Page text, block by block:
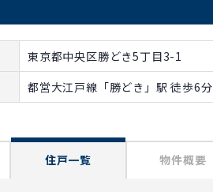
東京都中央区勝どき5丁目3-1
都営大江戸線「勝どき」駅 徒歩6分
住戸一覧 物件概要